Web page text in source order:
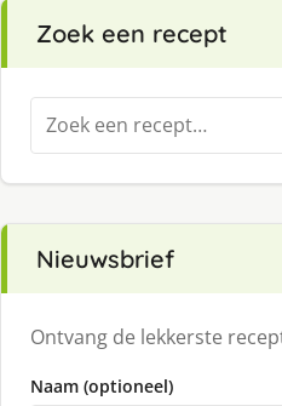
Zoek een recept
Zoeken
naar:
Nieuwsbrief
Ontvang de lekkerste
Naam (optioneel)